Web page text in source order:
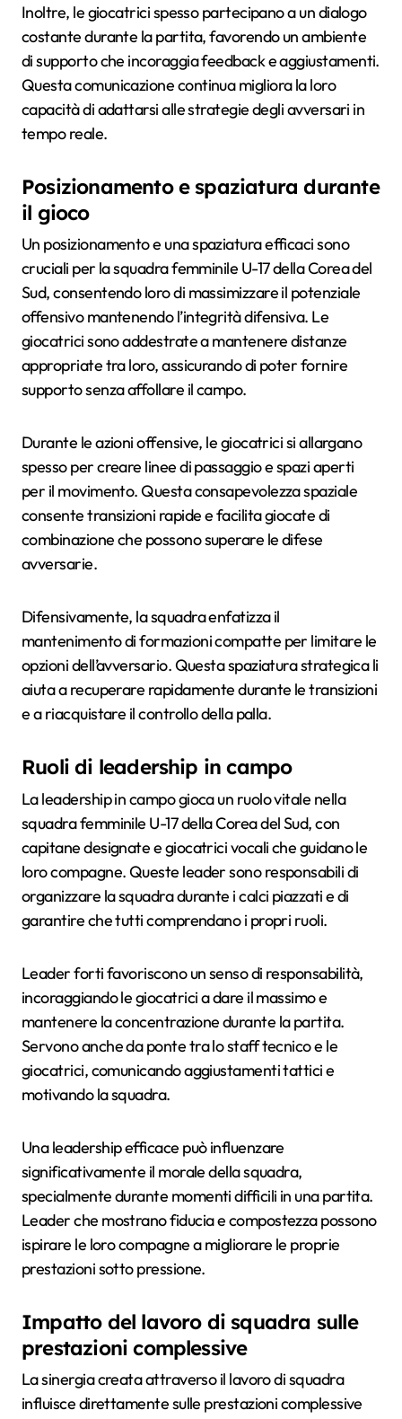
Inoltre, le giocatrici spesso partecipano a un dialogo
costante durante la partita, favorendo un ambiente
di supporto che incoraggia feedback e aggiustamenti.
Questa comunicazione continua migliora la loro
capacità di adattarsi alle strategie degli avversari in
tempo reale.
Posizionamento e spaziatura durante
il gioco
Un posizionamento e una spaziatura efficaci sono
cruciali per la squadra femminile U-17 della Corea del
Sud, consentendo loro di massimizzare il potenziale
offensivo mantenendo l’integrità difensiva. Le
giocatrici sono addestrate a mantenere distanze
appropriate tra loro, assicurando di poter fornire
supporto senza affollare il campo.
Durante le azioni offensive, le giocatrici si allargano
spesso per creare linee di passaggio e spazi aperti
per il movimento. Questa consapevolezza spaziale
consente transizioni rapide e facilita giocate di
combinazione che possono superare le difese
avversarie.
Difensivamente, la squadra enfatizza il
mantenimento di formazioni compatte per limitare le
opzioni dell’avversario. Questa spaziatura strategica li
aiuta a recuperare rapidamente durante le transizioni
e a riacquistare il controllo della palla.
Ruoli di leadership in campo
La leadership in campo gioca un ruolo vitale nella
squadra femminile U-17 della Corea del Sud, con
capitane designate e giocatrici vocali che guidano le
loro compagne. Queste leader sono responsabili di
organizzare la squadra durante i calci piazzati e di
garantire che tutti comprendano i propri ruoli.
Leader forti favoriscono un senso di responsabilità,
incoraggiando le giocatrici a dare il massimo e
mantenere la concentrazione durante la partita.
Servono anche da ponte tra lo staff tecnico e le
giocatrici, comunicando aggiustamenti tattici e
motivando la squadra.
Una leadership efficace può influenzare
significativamente il morale della squadra,
specialmente durante momenti difficili in una partita.
Leader che mostrano fiducia e compostezza possono
ispirare le loro compagne a migliorare le proprie
prestazioni sotto pressione.
Impatto del lavoro di squadra sulle
prestazioni complessive
La sinergia creata attraverso il lavoro di squadra
influisce direttamente sulle prestazioni complessive